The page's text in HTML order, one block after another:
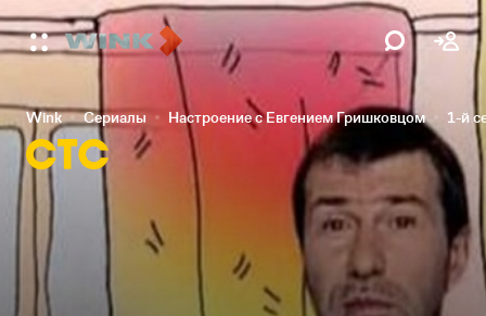
Wink Сериалы Настроение с Евгением Гришковцом 1-й